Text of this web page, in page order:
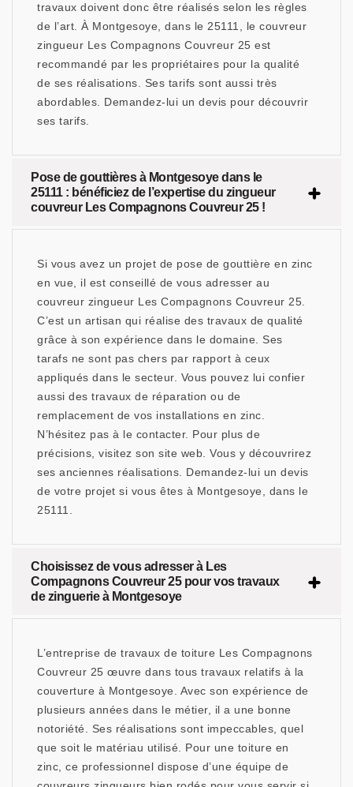
travaux doivent donc être réalisés selon les règles
de l’art. À Montgesoye, dans le 25111, le couvreur
zingueur Les Compagnons Couvreur 25 est
recommandé par les propriétaires pour la qualité
de ses réalisations. Ses tarifs sont aussi très
abordables. Demandez-lui un devis pour découvrir
ses tarifs.
Pose de gouttières à Montgesoye dans le
25111 : bénéficiez de l’expertise du zingueur
couvreur Les Compagnons Couvreur 25 !
Si vous avez un projet de pose de gouttière en zinc
en vue, il est conseillé de vous adresser au
couvreur zingueur Les Compagnons Couvreur 25.
C’est un artisan qui réalise des travaux de qualité
grâce à son expérience dans le domaine. Ses
tarafs ne sont pas chers par rapport à ceux
appliqués dans le secteur. Vous pouvez lui confier
aussi des travaux de réparation ou de
remplacement de vos installations en zinc.
N’hésitez pas à le contacter. Pour plus de
précisions, visitez son site web. Vous y découvrirez
ses anciennes réalisations. Demandez-lui un devis
de votre projet si vous êtes à Montgesoye, dans le
25111.
Choisissez de vous adresser à Les
Compagnons Couvreur 25 pour vos travaux
de zinguerie à Montgesoye
L’entreprise de travaux de toiture Les Compagnons
Couvreur 25 œuvre dans tous travaux relatifs à la
couverture à Montgesoye. Avec son expérience de
plusieurs années dans le métier, il a une bonne
notoriété. Ses réalisations sont impeccables, quel
que soit le matériau utilisé. Pour une toiture en
zinc, ce professionnel dispose d’une équipe de